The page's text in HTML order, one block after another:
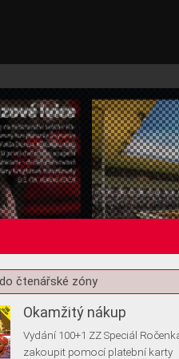
volitelných informací
čtenářské zóny
Okamžitý nákup
Vydání 100+1 ZZ Speciál
zakoupit pomocí platební karty